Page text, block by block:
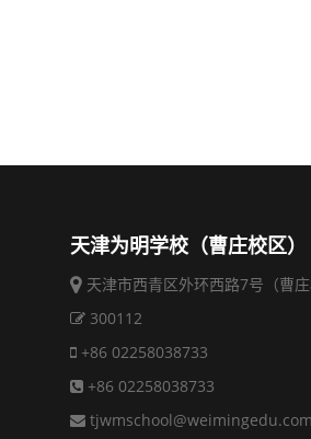
天津为明学校（曹庄校区）
天津市西青区外环西路7号（曹庄
300112
+86 02258038733
+86 02258038733
tjwmschool@weimingedu.com